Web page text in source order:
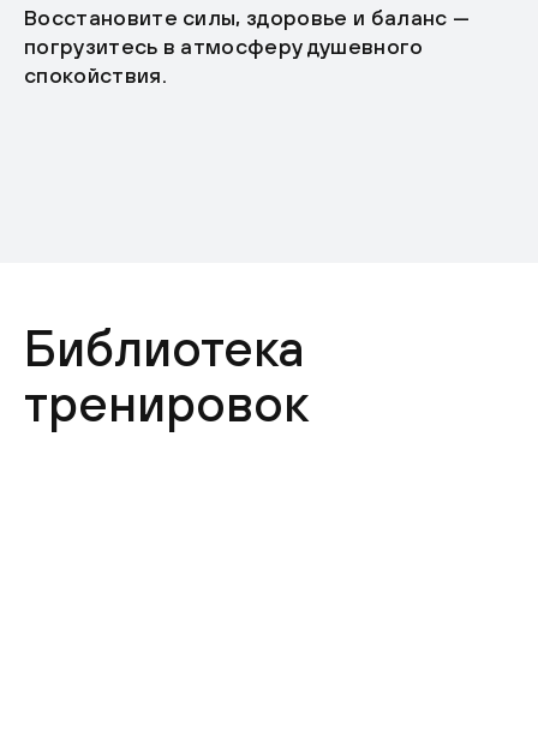
Восстановите силы, здоровье и баланс —
погрузитесь в атмосферу душевного
спокойствия.
Библиотека
тренировок